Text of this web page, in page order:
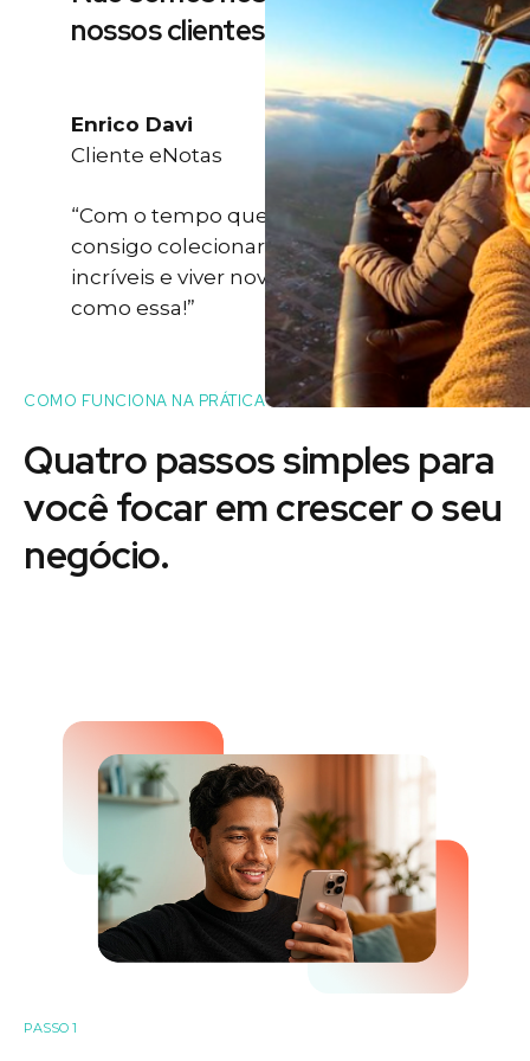
nossos clientes
Enrico Davi
Cliente eNotas
“Com o tempo que eu ganho eu
consigo colecionar momentos
incríveis e viver novas experiências
como essa!”
COMO FUNCIONA NA PRÁTICA
Quatro passos simples para
vocêfocarem crescer o seu
negócio.
PASSO 1